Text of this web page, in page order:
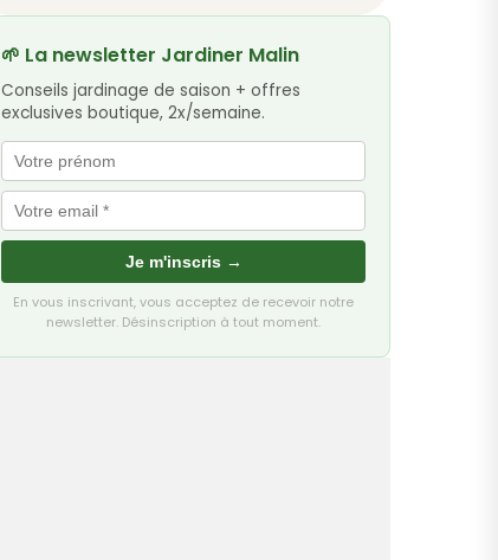
🌱 La newsletter Jardiner Malin
Conseils jardinage de saison + offres
exclusives boutique, 2x/semaine.
Je m'inscris →
En vous inscrivant, vous acceptez de recevoir notre
newsletter. Désinscription à tout moment.